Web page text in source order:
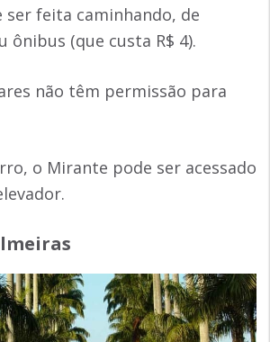
ser feita caminhando, de
ônibus (que custa R$ 4).
não têm permissão para
o Mirante pode ser acessado